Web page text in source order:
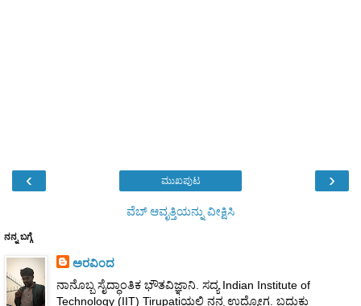
‹ ›
ಮುಖಪುಟ
ವೆಬ್‌ ಆವೃತ್ತಿಯನ್ನು ವೀಕ್ಷಿಸಿ
ನನ್ನ ಬಗ್ಗೆ
ಅರವಿಂದ
ನಾನೊಬ್ಬ ಸೈದ್ಧಾಂತಿಕ ಭೌತವಿಜ್ಞಾನಿ. ಸದ್ಯ Indian Institute of
Technology (IIT) Tirupatiಯಲ್ಲಿ ನನ್ನ ಉದ್ಯೋಗ. ಬದುಕು